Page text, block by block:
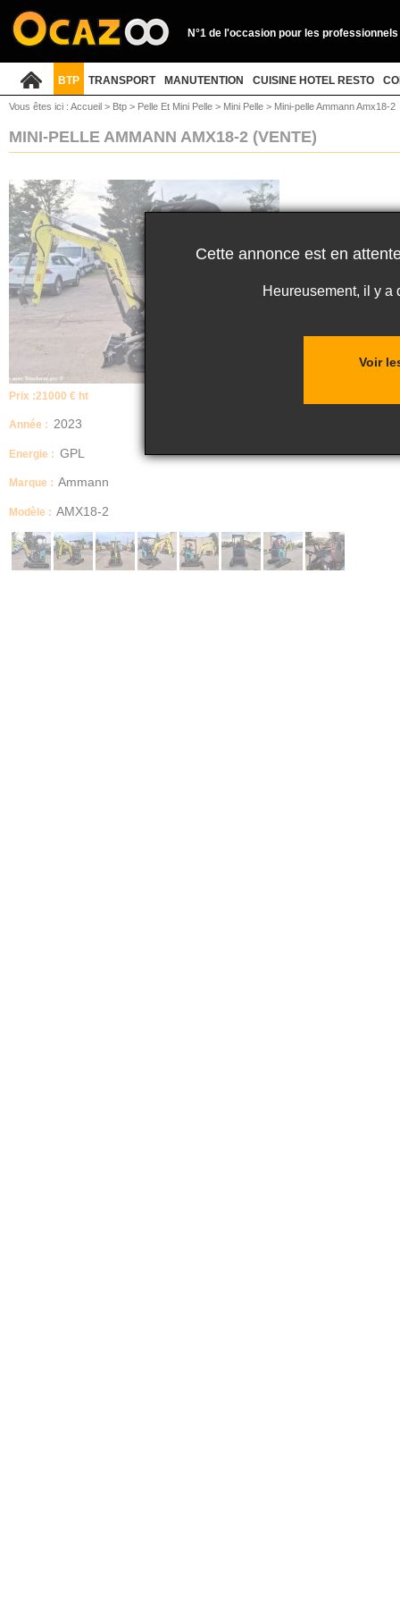
N°1 de l'occasion pour les professionnels
BTP TRANSPORT MANUTENTION CUISINE HOTEL RESTO
Vous êtes ici : Accueil > Btp > Pelle Et Mini Pelle > Mini Pelle > Mini-pelle Ammann Amx18-2
MINI-PELLE AMMANN AMX18-2 (VENTE)
Prix :21000 € ht
Année : 2023
Energie : GPL
Marque : Ammann
Modèle : AMX18-2
Cette annonce est en
Heureusement, il y a
Voir